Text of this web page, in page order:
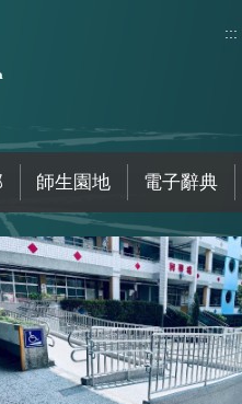
:::
師生園地 電子辭典